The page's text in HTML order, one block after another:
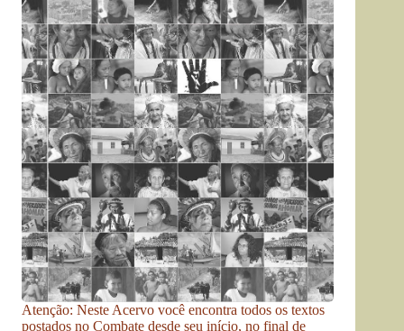
Atenção: Neste Acervo você encontra todos os textos
postados no Combate desde seu início, no final de